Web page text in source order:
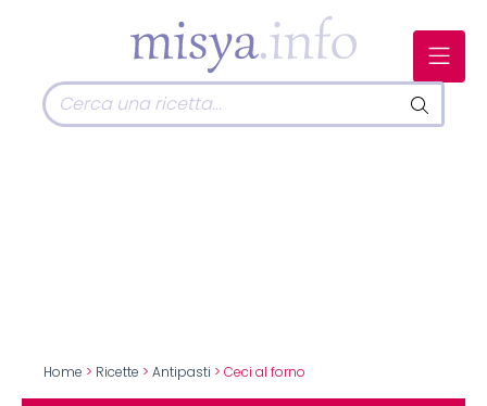
Home > Ricette > Antipasti > Ceci al forno